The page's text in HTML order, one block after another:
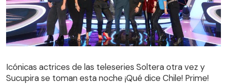
Icónicas actrices de las teleseries Soltera otra vez y
Sucupira se toman esta noche ¡Qué dice Chile! Prime!